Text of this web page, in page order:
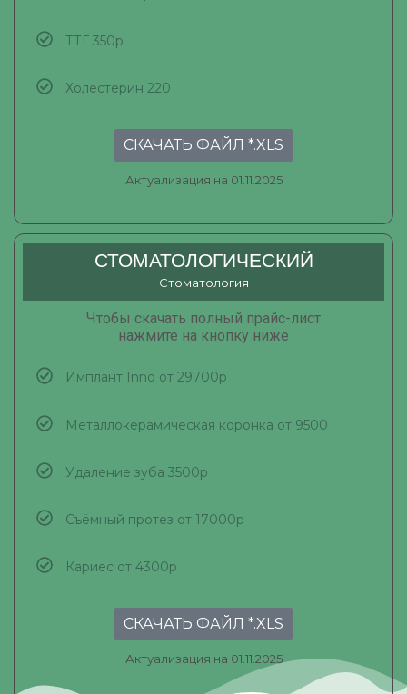
ТТГ 350р
Холестерин 220
СКАЧАТЬ ФАЙЛ *.XLS
Актуализация на 01.11.2025
СТОМАТОЛОГИЧЕСКИЙ
Стоматология
Чтобы скачать полный прайс-лист
нажмите на кнопку ниже
Имплант Inno от 29700р
Металлокерамическая коронка от 9500
Удаление зуба 3500р
Съёмный протез от 17000р
Кариес от 4300р
СКАЧАТЬ ФАЙЛ *.XLS
Актуализация на 01.11.2025